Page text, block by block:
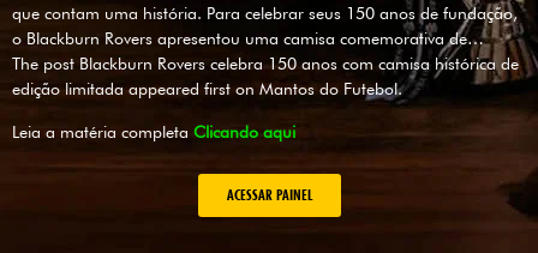
que contam uma história. Para celebrar seus 150 anos de fundação,
o Blackburn Rovers apresentou uma camisa comemorativa de…
The post Blackburn Rovers celebra 150 anos com camisa histórica de
edição limitada appeared first on Mantos do Futebol.
Leia a matéria completa Clicando aqui
ACESSAR PAINEL